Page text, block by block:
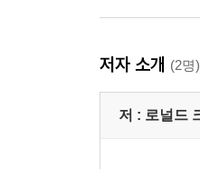
저자 소개 (2명)
저 : 로널드